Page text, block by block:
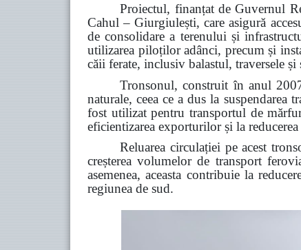
Proiectul, finanțat de Guvernul
Cahul – Giurgiulești, care asigură
de consolidare a terenului și
utilizarea piloților adânci, precum și
căii ferate, inclusiv balastul, traversele
Tronsonul, construit în anul
naturale, ceea ce a dus la
fost utilizat pentru transportul de
eficientizarea exporturilor și la
Reluarea circulației pe acest
creșterea volumelor de transport
asemenea, aceasta contribuie la
regiunea de sud.